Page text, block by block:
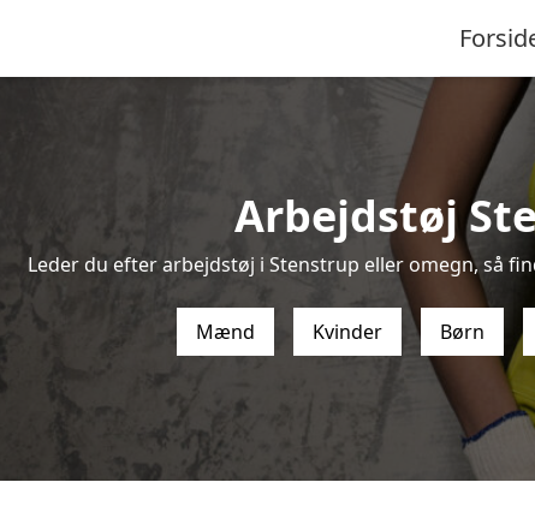
Arbejdstøj
Leder du efter arbejdstøj i Stenstrup eller omegn, så
Mænd Kvinder Børn